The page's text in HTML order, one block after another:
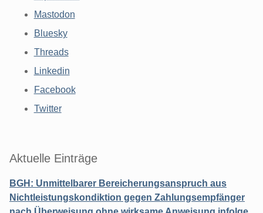
Mastodon
Bluesky
Threads
Linkedin
Facebook
Twitter
Aktuelle Einträge
BGH: Unmittelbarer Bereicherungsanspruch aus
Nichtleistungskondiktion gegen Zahlungsempfänger